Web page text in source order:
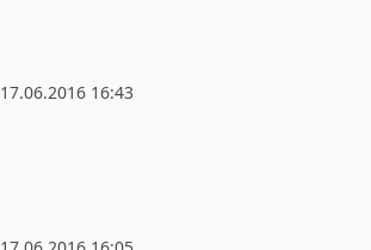
17.06.2016 16:43